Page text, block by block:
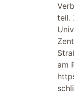
teil.
am